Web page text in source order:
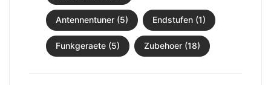
Antennentuner (5) Endstufen (1)
Funkgeraete (5) Zubehoer (18)